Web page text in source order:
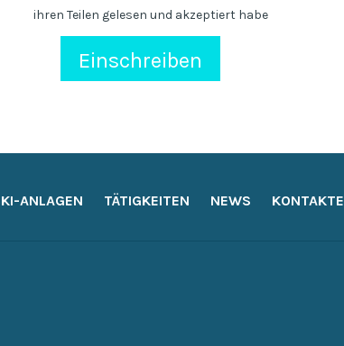
ihren Teilen gelesen und akzeptiert habe
ANLAGEN TÄTIGKEITEN NEWS KONTAKTE